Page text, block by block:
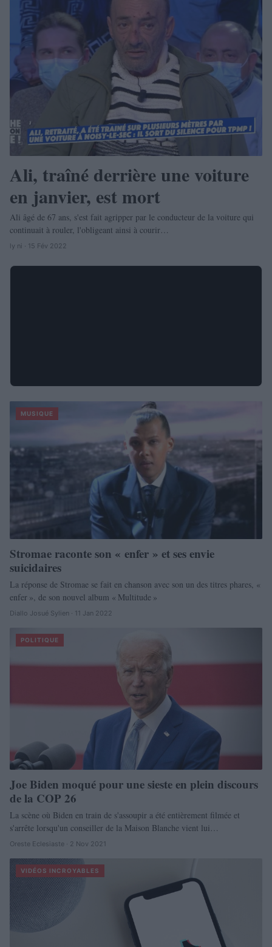
Ali, traîné derrière une voiture
en janvier, est mort
Ali âgé de 67 ans, s'est fait agripper par le conducteur de la voiture qui
continuait à rouler, l'obligeant ainsi à courir…
ly ni · 15 Fév 2022
MUSIQUE
Stromae raconte son « enfer » et ses envie
suicidaires
La réponse de Stromae se fait en chanson avec son un des titres phares, «
enfer », de son nouvel album « Multitude »
Diallo Josué Sylien · 11 Jan 2022
POLITIQUE
Joe Biden moqué pour une sieste en plein discours
de la COP 26
La scène où Biden en train de s'assoupir a été entièrement filmée et
s'arrête lorsqu'un conseiller de la Maison Blanche vient lui…
Oreste Eclesiaste · 2 Nov 2021
VIDÉOS INCROYABLES